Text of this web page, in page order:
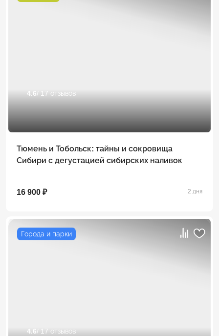
4.6/ 17 отзывов
Тюмень и Тобольск: тайны и сокровища
Сибири с дегустацией сибирских наливок
16 900 ₽ 2 дня
Города и парки
4.6/ 17 отзывов